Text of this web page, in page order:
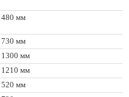
480 мм
730 мм
1300 мм
1210 мм
520 мм